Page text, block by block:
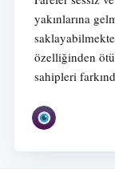
yakınlarına
özelliğinden
sahipleri